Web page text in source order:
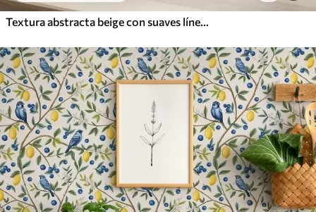
Textura abstracta beige con suaves líneas de hojas